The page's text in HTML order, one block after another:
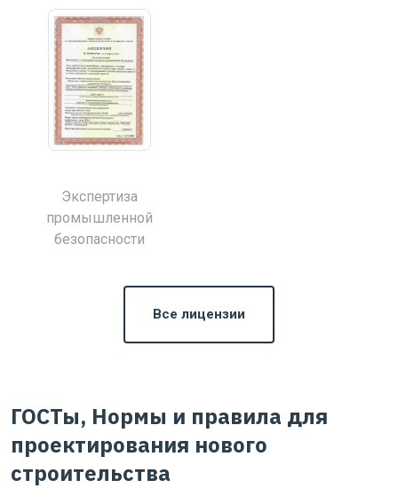
Экспертиза
промышленной
безопасности
Все лицензии
ГОСТы, Нормы и правила для
проектирования нового
строительства